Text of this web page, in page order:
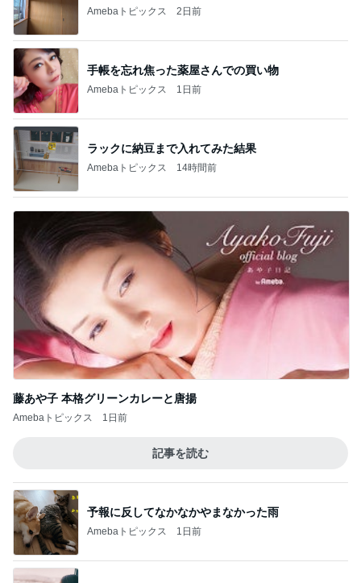
Amebaトピックス 2日前
手帳を忘れ焦った薬屋さんでの買い物
Amebaトピックス 1日前
ラックに納豆まで入れてみた結果
Amebaトピックス 14時間前
藤あや子 本格グリーンカレーと唐揚
Amebaトピックス 1日前
記事を読む
予報に反してなかなかやまなかった雨
Amebaトピックス 1日前